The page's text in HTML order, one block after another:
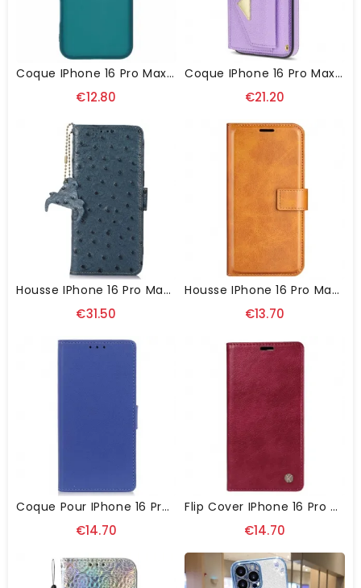
Coque IPhone 16 Pro Max Série DKSM
€12.80
Coque IPhone 16 Pro Max Porte-Cartes Et Bandoulière
€21.20
Housse IPhone 16 Pro Max Cuir Texture Premium
€31.50
Housse IPhone 16 Pro Max Style Cuir
€13.70
Coque Pour IPhone 16 Pro Max Avec Portefeuille
€14.70
Flip Cover IPhone 16 Pro Max Vintage YIKATU
€14.70